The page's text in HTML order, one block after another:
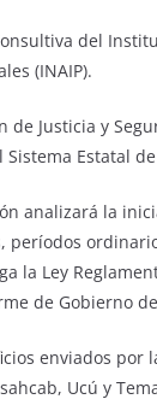
del
(INAIP).
Justicia y
Estatal
analizará la
la Ley
de Gobierno
enviados por
Ucú y